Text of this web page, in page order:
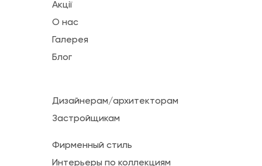
Акції
О нас
Галерея
Блог
Дизайнерам/архитекторам
Застройщикам
Фирменный стиль
Интерьеры по коллекциям